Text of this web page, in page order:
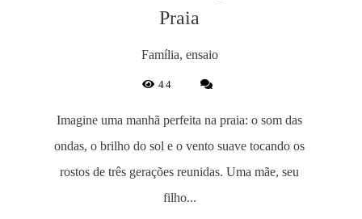
Praia
Família, ensaio
44
Imagine uma manhã perfeita na praia: o som das
ondas, o brilho do sol e o vento suave tocando os
rostos de três gerações reunidas. Uma mãe, seu
filho...